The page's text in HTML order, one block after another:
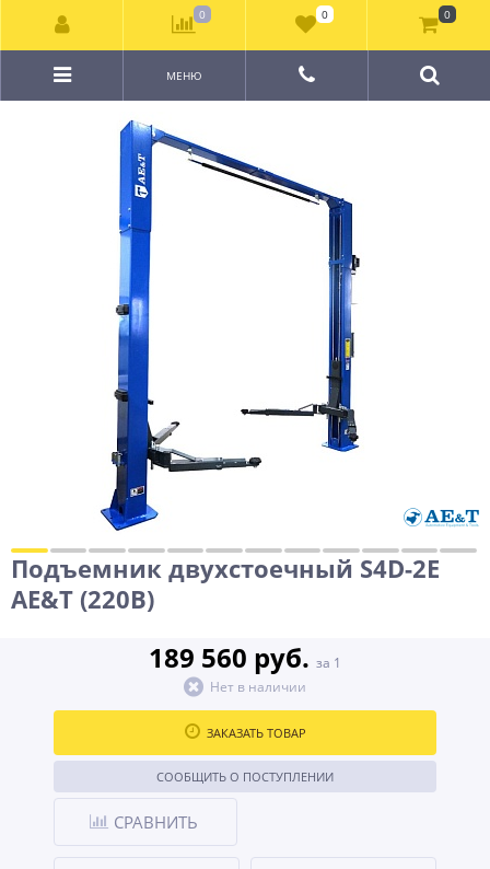
МЕНЮ
Подъемник двухстоечный S4D-2E
AE&T (220В)
189 560 руб. за 1
Нет в наличии
ЗАКАЗАТЬ ТОВАР
СООБЩИТЬ О ПОСТУПЛЕНИИ
СРАВНИТЬ
0 0 0